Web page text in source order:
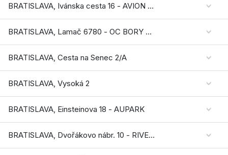
BRATISLAVA, Ivánska cesta 16 - AVION SHOPPING PARK
BRATISLAVA, Lamač 6780 - OC BORY MALL
BRATISLAVA, Cesta na Senec 2/A
BRATISLAVA, Vysoká 2
BRATISLAVA, Einsteinova 18 - AUPARK
BRATISLAVA, Dvořákovo nábr. 10 - RIVER PARK